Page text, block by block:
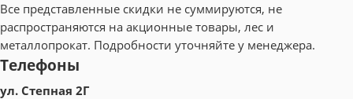
Все представленные скидки не суммируются, не
распространяются на акционные товары, лес и
металлопрокат. Подробности уточняйте у менеджера.
Телефоны
ул. Степная 2Г